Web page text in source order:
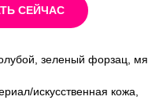
СЕЙЧАС
зеленый форзац,
искусственная кожа,